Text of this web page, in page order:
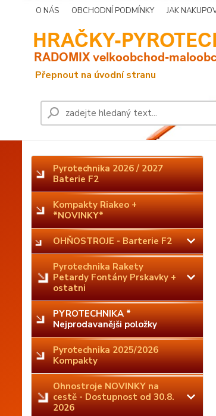
O NÁS OBCHODNÍ PODMÍNKY JAK
Pyrotechnika 2026 / 2027
Baterie F2
Kompakty Riakeo +
*NOVINKY*
OHŇOSTROJE - Barterie F2
Pyrotechnika Rakety
Petardy Fontány Prskavky +
ostatni
PYROTECHNIKA *
Nejprodavanějši položky
Pyrotechnika 2025/2026
Kompakty
Ohnostroje NOVINKY na
cestě - Dostupnost od 30.8.
2026